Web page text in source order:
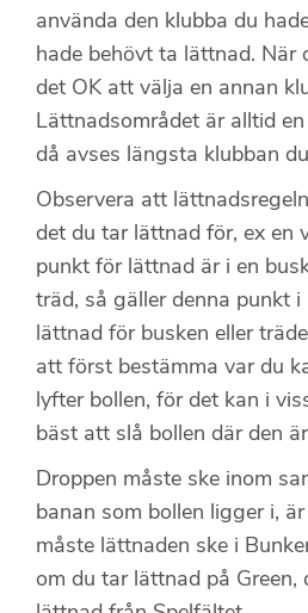
använda den klubba du
hade behövt ta lättnad. När
det OK att välja en annan
Lättnadsområdet är alltid
då avses längsta klubban
Observera att
det du tar lättnad för, ex en
punkt för lättnad är i en
träd, så gäller denna punkt
lättnad för busken eller
att först bestämma var du
lyfter bollen, för det kan i
bäst att slå bollen där den
Droppen måste ske inom
banan som bollen ligger i,
måste lättnaden ske i
om du tar lättnad på Green,